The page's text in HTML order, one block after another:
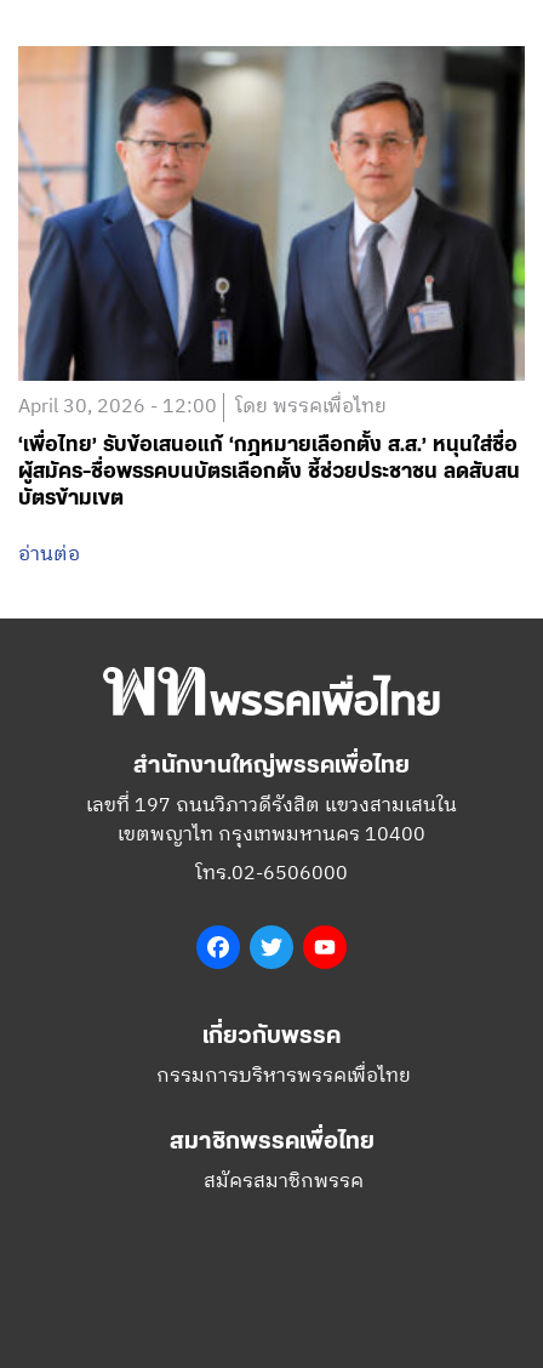
April 30, 2026 - 12:00 โดย พรรคเพื่อไทย
‘เพื่อไทย’ รับข้อเสนอแก้ ‘กฎหมายเลือกตั้ง ส.ส.’ หนุนใส่ชื่อ
ผู้สมัคร-ชื่อพรรคบนบัตรเลือกตั้ง ชี้ช่วยประชาชน ลดสับสน
บัตรข้ามเขต
อ่านต่อ
สำนักงานใหญ่พรรคเพื่อไทย
เลขที่ 197 ถนนวิภาวดีรังสิต แขวงสามเสนใน
เขตพญาไท กรุงเทพมหานคร 10400
โทร.02-6506000
FacebookTwitter
เกี่ยวกับพรรค
กรรมการบริหารพรรคเพื่อไทย
สมาชิกพรรคเพื่อไทย
สมัครสมาชิกพรรค